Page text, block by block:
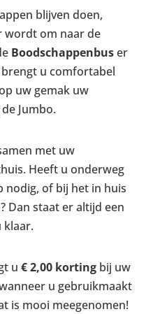
blijven doen,
wordt om naar de
Boodschappenbuser
u comfortabel
uw gemak uw
Jumbo.
met uw
Heeft u onderweg
nodig, of bij het in huis
Dan staat er altijd een
klaar.
u € 2,00 korting bij uw
u gebruikmaakt
is mooi meegenomen!